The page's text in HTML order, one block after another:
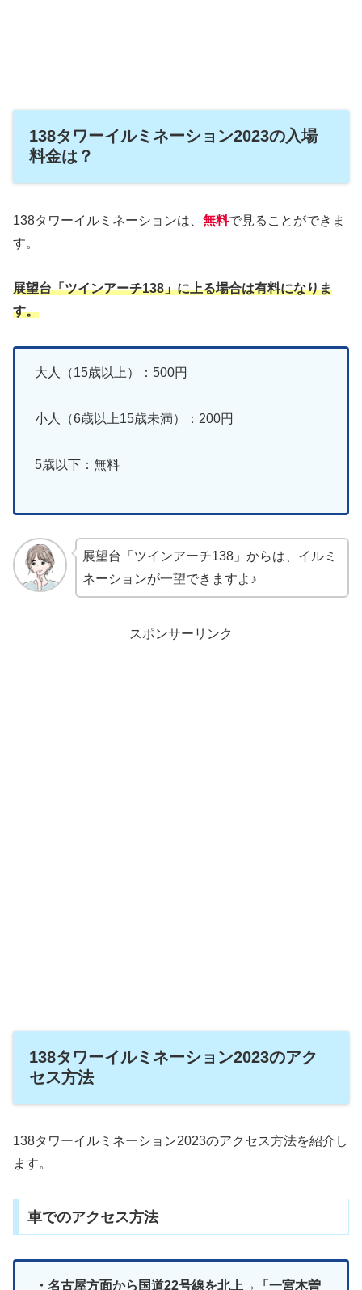
138タワーイルミネーション2023の入場
料金は？
138タワーイルミネーションは、 無料で見ることができま
す。
展望台「ツインアーチ138」に上る場合は有料になりま
す。
大人（15歳以上）：500円
小人（6歳以上15歳未満）：200円
5歳以下：無料
展望台「ツインアーチ138」からは、イルミ
ネーションが一望できますよ♪
スポンサーリンク
138タワーイルミネーション2023のアク
セス方法
138タワーイルミネーション2023のアクセス方法を紹介し
ます。
車でのアクセス方法
・名古屋方面から国道22号線を北上→「一宮木曽